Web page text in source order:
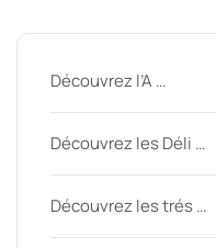
Découvrez l’A …
Découvrez les Déli …
Découvrez les trés …